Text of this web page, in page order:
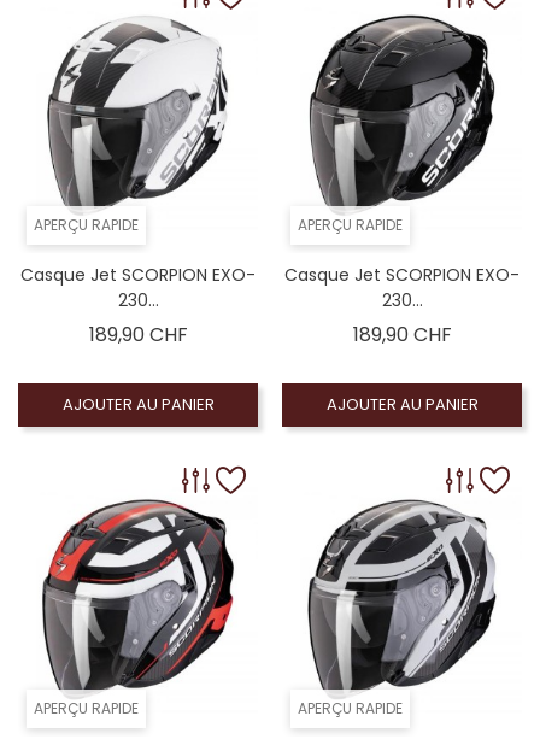
APERÇU RAPIDE
Casque Jet SCORPION EXO-
230...
189,90 CHFPrix
AJOUTER AU PANIER
APERÇU RAPIDE
Casque Jet SCORPION EXO-
230...
189,90 CHFPrix
AJOUTER AU PANIER
APERÇU RAPIDE APERÇU RAPIDE